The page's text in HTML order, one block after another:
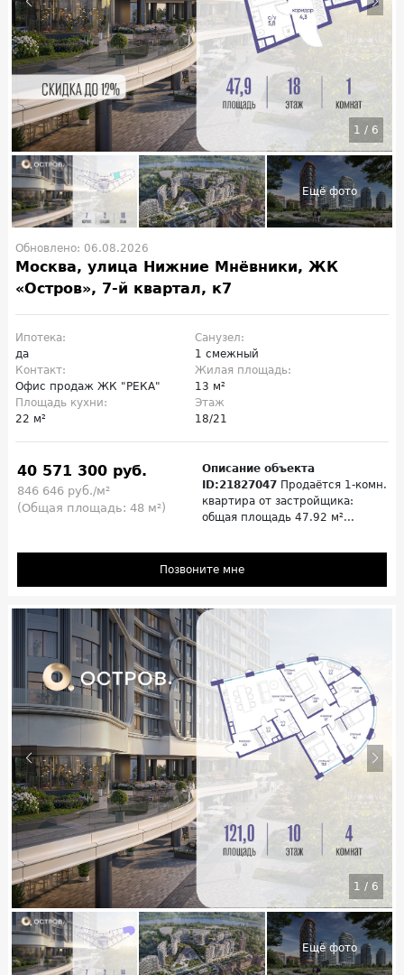
1 / 6
Обновлено: 06.08.2026
Москва, улица Нижние Мнёвники, ЖК
«Остров», 7-й квартал, к7
Ипотека:
да
Санузел:
1 смежный
Контакт:
Офис продаж ЖК "РЕКА"
Жилая площадь:
13 м²
Площадь кухни:
22 м²
Этаж
18/21
40 571 300 руб.
846 646 руб./м²
(Общая площадь: 48 м²)
Описание объекта
ID:21827047 Продаётся 1-комн.
квартира от застройщика:
общая площадь 47.92 м²...
Позвоните мне
1 / 6